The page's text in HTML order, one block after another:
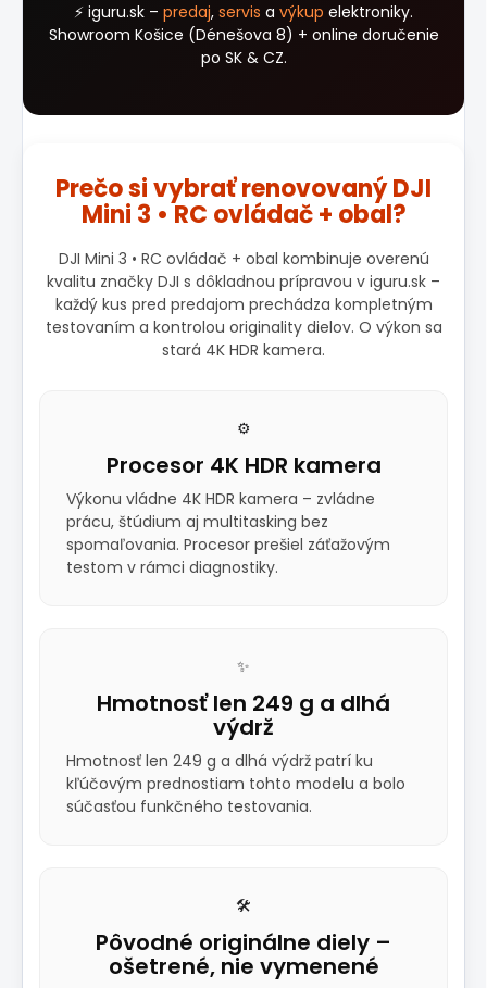
⚡ iguru.sk – predaj, servis a výkup elektroniky.
Showroom Košice (Dénešova 8) + online doručenie
po SK & CZ.
Prečo si vybrať renovovaný DJI
Mini 3 • RC ovládač + obal?
DJI Mini 3 • RC ovládač + obal kombinuje overenú
kvalitu značky DJI s dôkladnou prípravou v iguru.sk –
každý kus pred predajom prechádza kompletným
testovaním a kontrolou originality dielov. O výkon sa
stará 4K HDR kamera.
⚙️
Procesor 4K HDR kamera
Výkonu vládne 4K HDR kamera – zvládne
prácu, štúdium aj multitasking bez
spomaľovania. Procesor prešiel záťažovým
testom v rámci diagnostiky.
✨
Hmotnosť len 249 g a dlhá
výdrž
Hmotnosť len 249 g a dlhá výdrž patrí ku
kľúčovým prednostiam tohto modelu a bolo
súčasťou funkčného testovania.
🛠️
Pôvodné originálne diely –
ošetrené, nie vymenené